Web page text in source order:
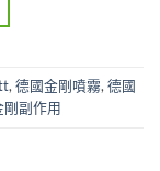
, 德國金剛噴霧, 德國
剛副作用